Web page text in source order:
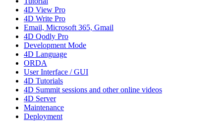
4D View Pro
4D Write Pro
Email, Microsoft 365, Gmail
4D Qodly Pro
Development Mode
4D Language
ORDA
User Interface / GUI
4D Tutorials
4D Summit sessions and other online videos
4D Server
Maintenance
Deployment